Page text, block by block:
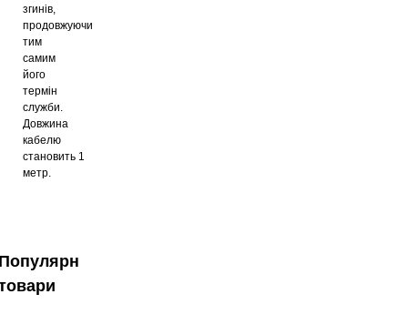
згинів,
продовжуючи
тим
самим
його
термін
служби.
Довжина
кабелю
становить 1
метр.